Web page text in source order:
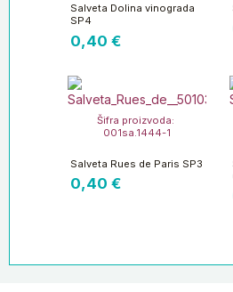
Salveta Dolina vinograda
SP4
0,40 €
Šifra proizvoda:
001sa.1444-1
Salveta Rues de Paris SP3
0,40 €